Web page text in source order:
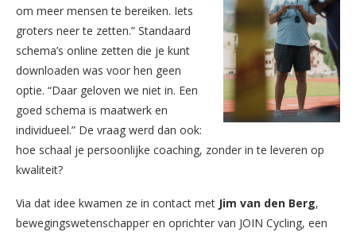
om meer mensen te bereiken. Iets
groters neer te zetten.” Standaard
schema’s online zetten die je kunt
downloaden was voor hen geen
optie. “Daar geloven we niet in. Een
goed schema is maatwerk en
individueel.” De vraag werd dan ook:
hoe schaal je persoonlijke coaching, zonder in te leveren op
kwaliteit?
Via dat idee kwamen ze in contact met Jim van den Berg,
bewegingswetenschapper en oprichter van JOIN Cycling, een